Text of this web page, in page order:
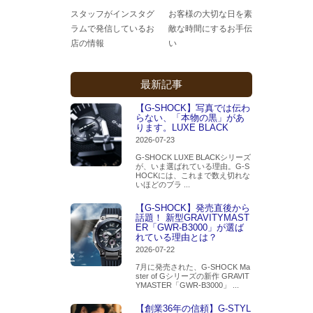
スタッフがインスタグ
ラムで発信しているお
店の情報
お客様の大切な日を素
敵な時間にするお手伝
い
最新記事
【G-SHOCK】写真では伝わ
らない、「本物の黒」があ
ります。LUXE BLACK
2026-07-23
G-SHOCK LUXE BLACKシリーズ
が、いま選ばれている理由。G-S
HOCKには、これまで数え切れな
いほどのブラ ...
【G-SHOCK】発売直後から
話題！ 新型GRAVITYMAST
ER「GWR-B3000」が選ば
れている理由とは？
2026-07-22
7月に発売された、G-SHOCK Ma
ster of Gシリーズの新作 GRAVIT
YMASTER「GWR-B3000」 ...
【創業36年の信頼】G-STYL